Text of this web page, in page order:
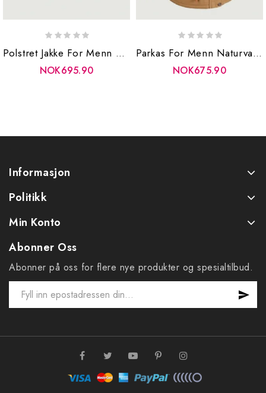
Polstret Jakke For Menn Vinterhvit Andedun Fluffy Puffer Yttertøy Svart Oversize Frakk Herre
NOK695.90
Parkas For Menn Naturvandring Lette Polstrede Jakker Genser Med Glidelåskåper Hette Vinterjakke For Sweatshirt
NOK675.90
Informasjon
Politikk
Min Konto
Abonner Oss
Abonner på oss for flere nye produkter og spesialtilbud.